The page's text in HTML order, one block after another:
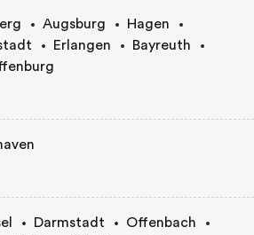
Augsburg
Hagen
Erlangen
Bayreuth
Darmstadt
Offenbach